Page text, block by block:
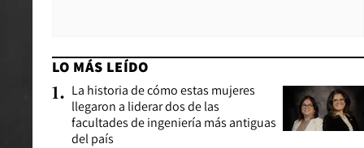
LO MÁS LEÍDO
1. La historia de cómo estas mujeres
llegaron a liderar dos de las
facultades de ingeniería más antiguas
del país